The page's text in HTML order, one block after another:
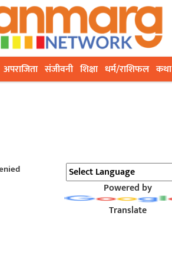
अपराजिता संजीवनी शिक्षा धर्म/राशिफल कथा
Powered by
Translate